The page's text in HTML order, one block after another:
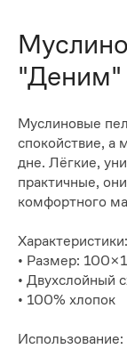
"Деним"
Муслиновые
спокойствие, а
дне. Лёгкие,
практичные,
комфортного
Характеристики:
• Размер:
• Двухслойный
• 100% хлопок
Использование: